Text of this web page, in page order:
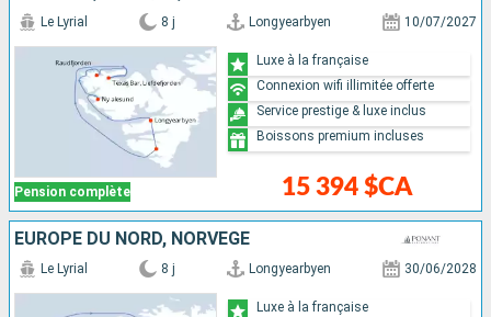
Pension complète
Le Lyrial 8 j Longyearbyen 10/07/2027
15 394 $CA
Luxe à la française
Connexion wifi illimitée offerte
Service prestige & luxe inclus
Boissons premium incluses
EUROPE DU NORD, NORVÈGE
Le Lyrial 8 j Longyearbyen 30/06/2028
Luxe à la française